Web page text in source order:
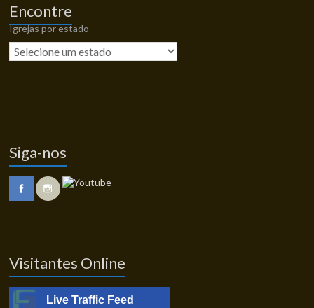
Encontre
Igrejas por estado
Siga-nos
Visitantes Online
Live Traffic Feed